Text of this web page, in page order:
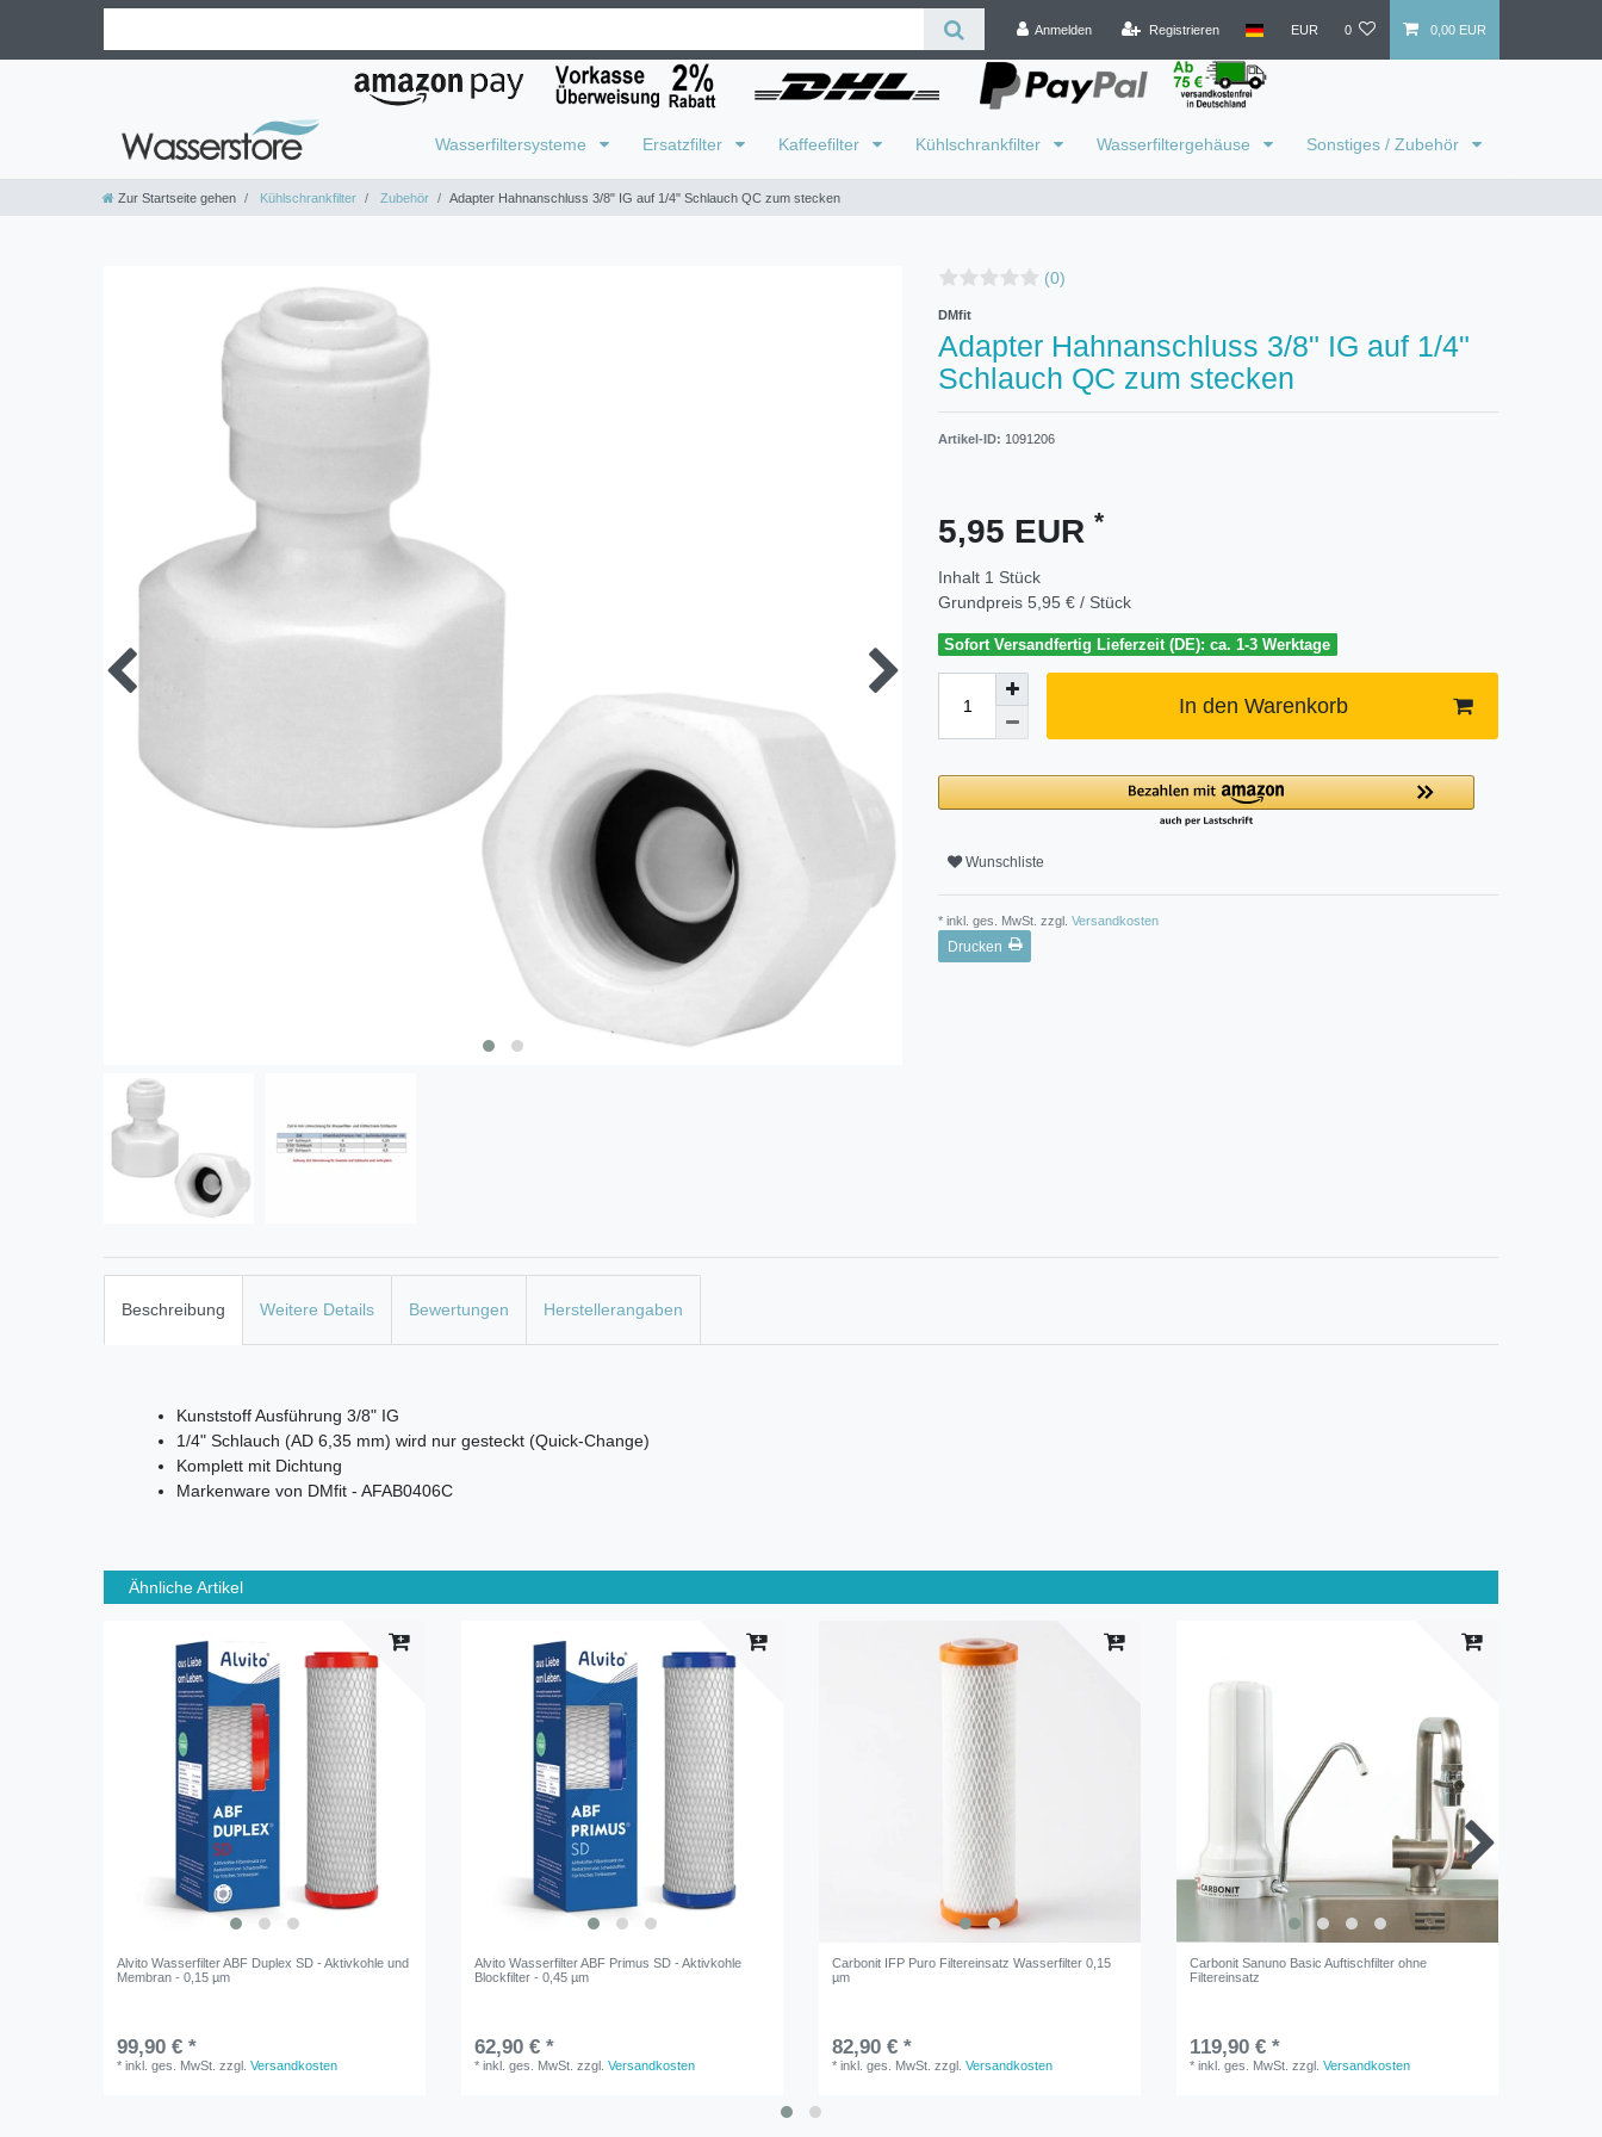
Anmelden Registrieren EUR 0 0,00 EUR
Wasserfiltersysteme Ersatzfilter Kaffeefilter Kühlschrankfilter Wasserfiltergehäuse Sonstiges / Zubehör
Zur Startseite gehen Kühlschrankfilter Zubehör Adapter Hahnanschluss 3/8" IG auf 1/4" Schlauch QC zum stecken
(0)
DMfit
Adapter Hahnanschluss 3/8" IG auf 1/4"
Schlauch QC zum stecken
Artikel-ID: 1091206
5,95 EUR *
Inhalt 1 Stück
Grundpreis 5,95 € / Stück
Sofort Versandfertig Lieferzeit (DE): ca. 1-3 Werktage
In den Warenkorb
Wunschliste
* inkl. ges. MwSt. zzgl. Versandkosten
Drucken
Beschreibung Weitere Details Bewertungen Herstellerangaben
Kunststoff Ausführung 3/8" IG
1/4" Schlauch (AD 6,35 mm) wird nur gesteckt (Quick-Change)
Komplett mit Dichtung
Markenware von DMfit - AFAB0406C
Ähnliche Artikel
Alvito Wasserfilter ABF Duplex SD - Aktivkohle und
Membran - 0,15 µm
99,90 € *
*inkl. ges. MwSt. zzgl.Versandkosten
Alvito Wasserfilter ABF Primus SD - Aktivkohle
Blockfilter - 0,45 µm
62,90 € *
*inkl. ges. MwSt. zzgl.Versandkosten
Carbonit IFP Puro Filtereinsatz Wasserfilter 0,15
µm
82,90 € *
*inkl. ges. MwSt. zzgl.Versandkosten
Carbonit Sanuno Basic Auftischfilter ohne
Filtereinsatz
119,90 € *
*inkl. ges. MwSt. zzgl.Versandkosten